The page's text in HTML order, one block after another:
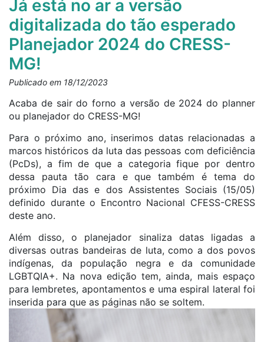
Já está no ar a versão
digitalizada do tão esperado
Planejador 2024 do CRESS-
MG!
Publicado em 18/12/2023
Acaba de sair do forno a versão de 2024 do planner
ou planejador do CRESS-MG!
Para o próximo ano, inserimos datas relacionadas a
marcos históricos da luta das pessoas com deficiência
(PcDs), a fim de que a categoria fique por dentro
dessa pauta tão cara e que também é tema do
próximo Dia das e dos Assistentes Sociais (15/05)
definido durante o Encontro Nacional CFESS-CRESS
deste ano.
Além disso, o planejador sinaliza datas ligadas a
diversas outras bandeiras de luta, como a dos povos
indígenas, da população negra e da comunidade
LGBTQIA+. Na nova edição tem, ainda, mais espaço
para lembretes, apontamentos e uma espiral lateral foi
inserida para que as páginas não se soltem.